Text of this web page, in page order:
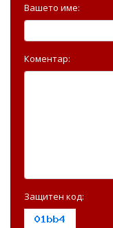
Вашето име:
Коментар:
Защитен код: